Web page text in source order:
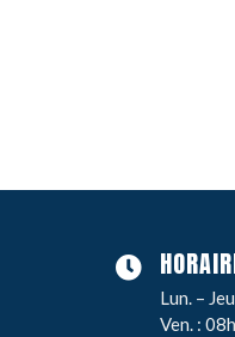
Lun. –
Ven. :